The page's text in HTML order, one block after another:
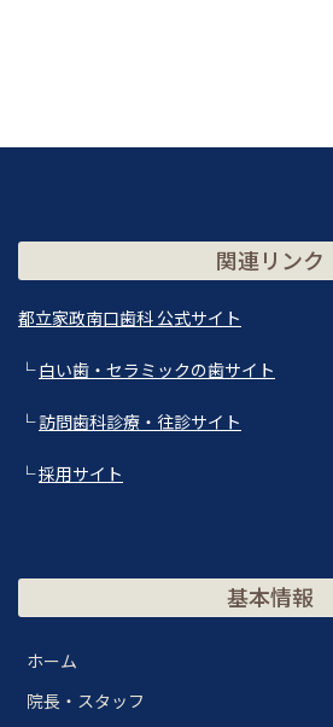
関連リンク
都立家政南口歯科 公式サイト
└白い歯・セラミックの歯サイト
└訪問歯科診療・往診サイト
└採用サイト
基本情報
ホーム
院長・スタッフ